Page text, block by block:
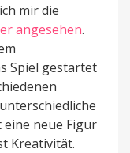
mir die
angesehen.
Spiel gestartet
eine neue Figur
Kreativität.